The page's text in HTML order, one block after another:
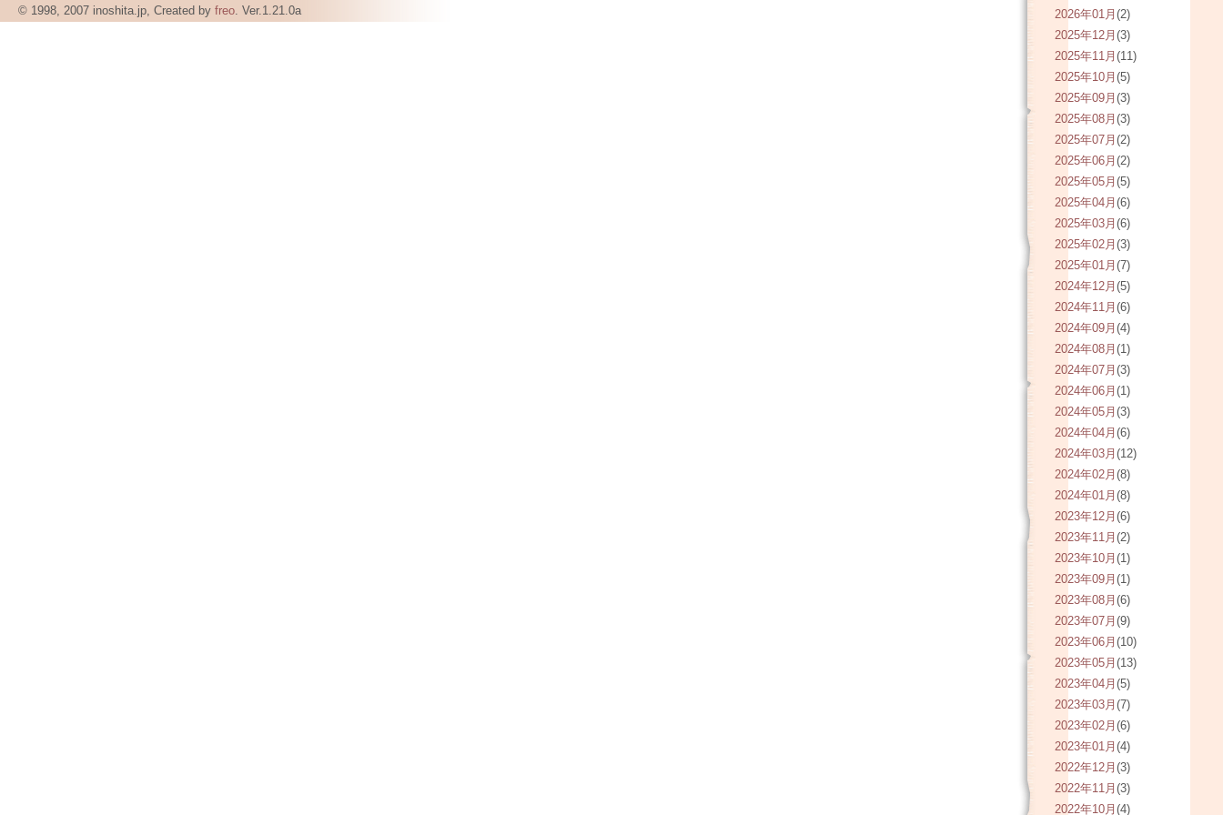
2026年01月 (2)
2025年12月 (3)
2025年11月 (11)
2025年10月 (5)
2025年09月 (3)
2025年08月 (3)
2025年07月 (2)
2025年06月 (2)
2025年05月 (5)
2025年04月 (6)
2025年03月 (6)
2025年02月 (3)
2025年01月 (7)
2024年12月 (5)
2024年11月 (6)
2024年09月 (4)
2024年08月 (1)
2024年07月 (3)
2024年06月 (1)
2024年05月 (3)
2024年04月 (6)
2024年03月 (12)
2024年02月 (8)
2024年01月 (8)
2023年12月 (6)
2023年11月 (2)
2023年10月 (1)
2023年09月 (1)
2023年08月 (6)
2023年07月 (9)
2023年06月 (10)
2023年05月 (13)
2023年04月 (5)
2023年03月 (7)
2023年02月 (6)
2023年01月 (4)
2022年12月 (3)
2022年11月 (3)
2022年10月 (4)
© 1998, 2007 inoshita.jp, Created by freo. Ver.1.21.0a